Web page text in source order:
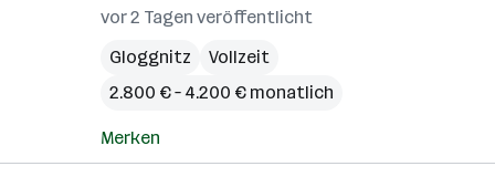
vor 2 Tagen veröffentlicht
Gloggnitz
Vollzeit
2.800 € – 4.200 € monatlich
Merken